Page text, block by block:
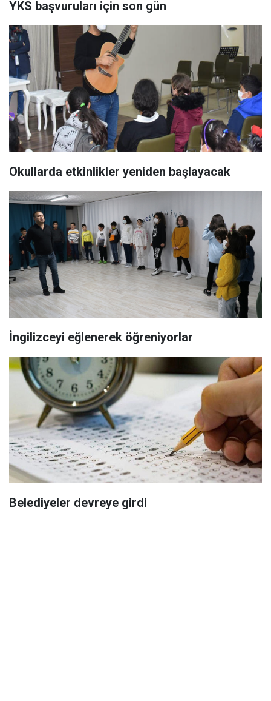
YKS başvuruları için son gün
Okullarda etkinlikler yeniden başlayacak
İngilizceyi eğlenerek öğreniyorlar
Belediyeler devreye girdi